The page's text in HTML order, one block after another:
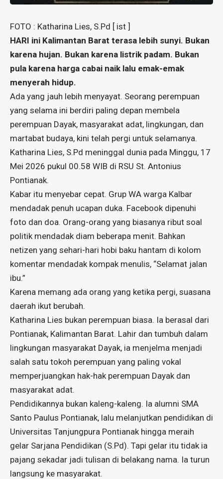
FOTO : Katharina Lies, S.Pd [ ist ]
HARI ini Kalimantan Barat terasa lebih sunyi. Bukan
karena hujan. Bukan karena listrik padam. Bukan
pula karena harga cabai naik lalu emak-emak
menyerah hidup.
Ada yang jauh lebih menyayat. Seorang perempuan
yang selama ini berdiri paling depan membela
perempuan Dayak, masyarakat adat, lingkungan, dan
martabat budaya, kini telah pergi untuk selamanya.
Katharina Lies, S.Pd meninggal dunia pada Minggu, 17
Mei 2026 pukul 00.58 WIB di RSU St. Antonius
Pontianak.
Kabar itu menyebar cepat. Grup WA warga Kalbar
mendadak penuh ucapan duka. Facebook dipenuhi
foto dan doa. Orang-orang yang biasanya ribut soal
politik mendadak diam beberapa menit. Bahkan
netizen yang sehari-hari hobi baku hantam di kolom
komentar mendadak kompak menulis, “Selamat jalan
ibu.”
Karena memang ada orang yang ketika pergi, suasana
daerah ikut berubah.
Katharina Lies bukan perempuan biasa. Ia berasal dari
Pontianak, Kalimantan Barat. Lahir dan tumbuh dalam
lingkungan masyarakat Dayak, ia menjelma menjadi
salah satu tokoh perempuan yang paling vokal
memperjuangkan hak-hak perempuan Dayak dan
masyarakat adat.
Pendidikannya bukan kaleng-kaleng. Ia alumni SMA
Santo Paulus Pontianak, lalu melanjutkan pendidikan di
Universitas Tanjungpura Pontianak hingga meraih
gelar Sarjana Pendidikan (S.Pd). Tapi gelar itu tidak ia
pajang sekadar jadi tulisan di belakang nama. Ia turun
langsung ke masyarakat.